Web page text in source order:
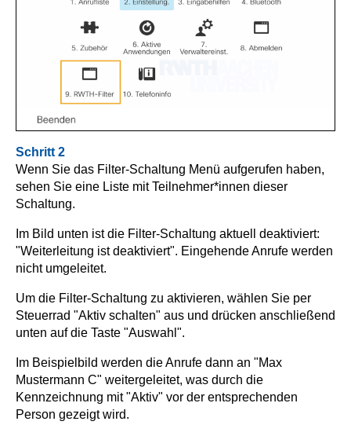
Schritt 2
Wenn Sie das Filter-Schaltung Menü aufgerufen haben,
sehen Sie eine Liste mit Teilnehmer*innen dieser
Schaltung.
Im Bild unten ist die Filter-Schaltung aktuell deaktiviert:
"Weiterleitung ist deaktiviert". Eingehende Anrufe werden
nicht umgeleitet.
Um die Filter-Schaltung zu aktivieren, wählen Sie per
Steuerrad "Aktiv schalten" aus und drücken anschließend
unten auf die Taste "Auswahl".
Im Beispielbild werden die Anrufe dann an "Max
Mustermann C" weitergeleitet, was durch die
Kennzeichnung mit "Aktiv" vor der entsprechenden
Person gezeigt wird.